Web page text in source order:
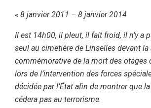
« 8 janvier 2011 – 8 janvier 2014
Il est 14h00, il pleut, il fait froid, il n’y a
seul au cimetière de Linselles devant la
commémorative de la mort des otages
lors de l’intervention des forces
décidée par l’État afin de montrer que
cédera pas au terrorisme.